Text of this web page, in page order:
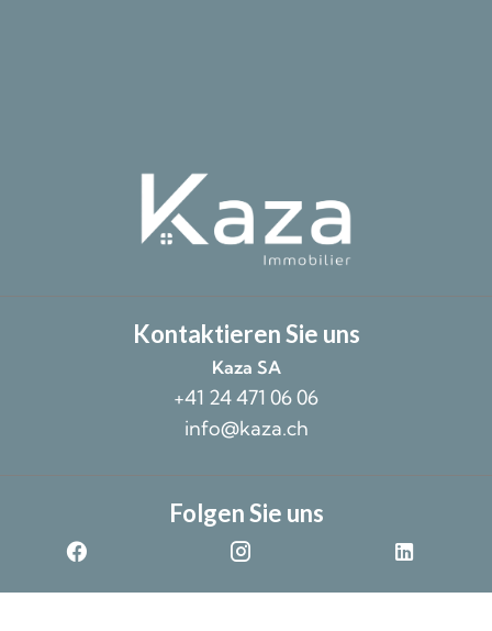
Kontaktieren Sie uns
Kaza SA
+41 24 471 06 06
info@kaza.ch
Folgen Sie uns